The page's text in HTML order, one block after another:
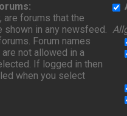
are forums that the
in any newsfeed.
Forum names
not allowed in a
If logged in then
when you select